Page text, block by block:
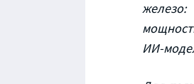
железо:
ИИ-